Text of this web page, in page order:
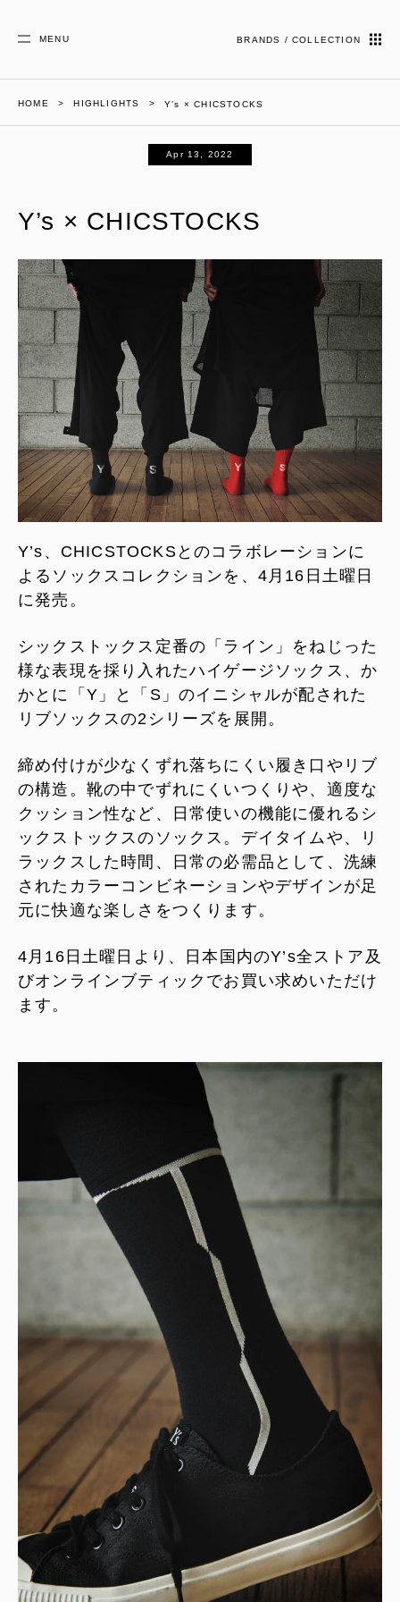
MENU BRANDS / COLLECTION
HOME HIGHLIGHTS Y’s × CHICSTOCKS
Apr 13, 2022
Y’s × CHICSTOCKS
Y’s、CHICSTOCKSとのコラボレーションに
よるソックスコレクションを、4月16日土曜日
に発売。
シックストックス定番の「ライン」をねじった
様な表現を採り入れたハイゲージソックス、か
かとに「Y」と「S」のイニシャルが配された
リブソックスの2シリーズを展開。
締め付けが少なくずれ落ちにくい履き口やリブ
の構造。靴の中でずれにくいつくりや、適度な
クッション性など、日常使いの機能に優れるシ
ックストックスのソックス。デイタイムや、リ
ラックスした時間、日常の必需品として、洗練
されたカラーコンビネーションやデザインが足
元に快適な楽しさをつくります。
4月16日土曜日より、日本国内のY’s全ストア及
びオンラインブティックでお買い求めいただけ
ます。